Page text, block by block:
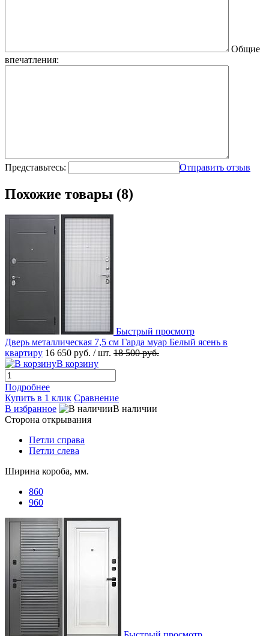
Общие
впечатления:
Представьтесь: Отправить отзыв
Похожие товары (8)
Быстрый просмотр
Дверь металлическая 7,5 см Гарда муар Белый ясень в
квартиру 16 650 руб. / шт. 18 500 руб.
В корзину
Подробнее
Купить в 1 клик Сравнение
В избранное
В наличии
Сторона открывания
Петли справа
Петли слева
Ширина короба, мм.
860
960